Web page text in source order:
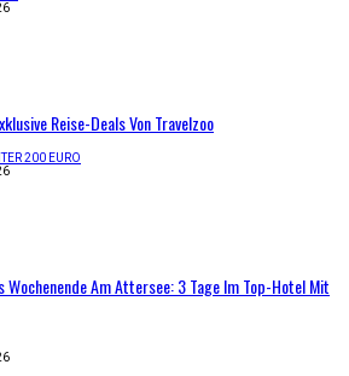
Reise-Deals Von Travelzoo
200 EURO
Wochenende Am Attersee: 3 Tage Im Top-Hotel Mit